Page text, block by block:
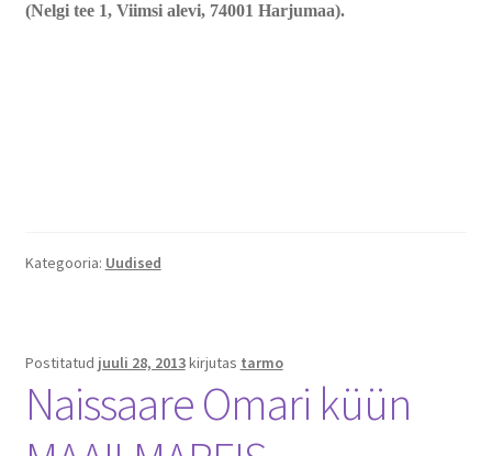
(Nelgi tee 1, Viimsi alevi, 74001 Harjumaa).
Kategooria: Uudised
Postitatud juuli 28, 2013kirjutas tarmo
Naissaare Omari küün